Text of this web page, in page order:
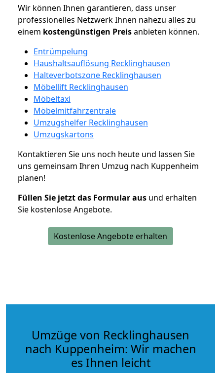
Wir können Ihnen garantieren, dass unser
professionelles Netzwerk Ihnen nahezu alles zu
einem kostengünstigen Preisanbieten können.
Entrümpelung
Haushaltsauflösung Recklinghausen
Halteverbotszone Recklinghausen
Möbellift Recklinghausen
Möbeltaxi
Möbelmitfahrzentrale
Umzugshelfer Recklinghausen
Umzugskartons
Kontaktieren Sie uns noch heute und lassen Sie
uns gemeinsam Ihren Umzug nach Kuppenheim
planen!
Füllen Sie jetzt das Formular aus und erhalten
Sie kostenlose Angebote.
Kostenlose Angebote erhalten
Umzüge von Recklinghausen
nach Kuppenheim: Wir machen
es Ihnen leicht